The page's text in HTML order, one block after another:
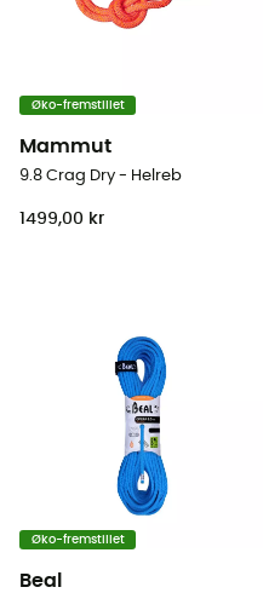
Øko-fremstillet
Mammut
9.8 Crag Dry - Helreb
1499,00 kr
Øko-fremstillet
Beal